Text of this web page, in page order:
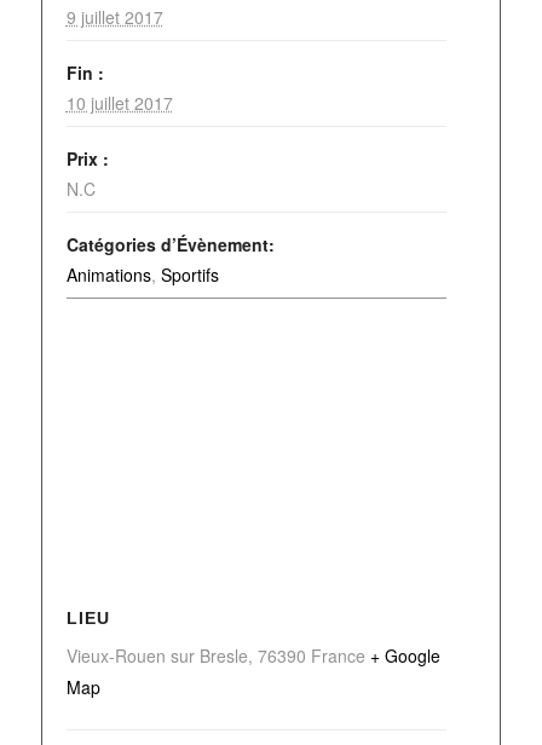
9 juillet 2017
Fin :
10 juillet 2017
Prix :
N.C
Catégories d’Évènement:
Animations, Sportifs
LIEU
Vieux-Rouen sur Bresle, 76390 France + Google
Map